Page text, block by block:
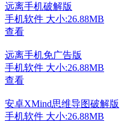
远离手机破解版
手机软件 大小:26.88MB
查看
远离手机免广告版
手机软件 大小:26.88MB
查看
安卓XMind思维导图破解版
手机软件 大小:26.88MB